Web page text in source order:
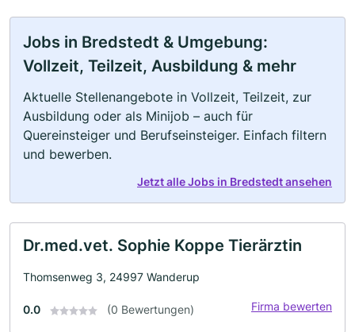
Jobs in Bredstedt & Umgebung:
Vollzeit, Teilzeit, Ausbildung & mehr
Aktuelle Stellenangebote in Vollzeit, Teilzeit, zur
Ausbildung oder als Minijob – auch für
Quereinsteiger und Berufseinsteiger. Einfach filtern
und bewerben.
Jetzt alle Jobs in Bredstedt ansehen
Dr.med.vet. Sophie Koppe Tierärztin
Thomsenweg 3, 24997 Wanderup
0.0 (0 Bewertungen) Firma bewerten